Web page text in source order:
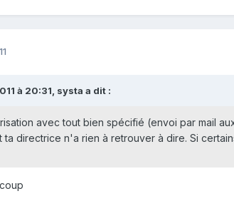
à 20:31, systa a dit :
avec tout bien spécifié (envoi par mail
ta directrice n'a rien à retrouver à dire. Si